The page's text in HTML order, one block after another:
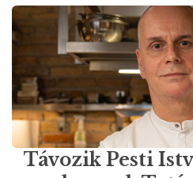
Távozik Pesti